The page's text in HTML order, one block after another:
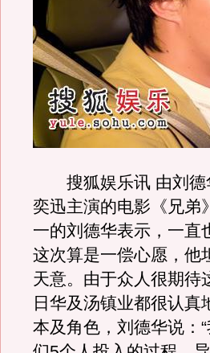
搜狐娱乐讯 由刘德
奕迅主演的电影《兄弟
一的刘德华表示，一直
这次算是一偿心愿，他
天意。由于众人很期待
日华及汤镇业都很认
本及角色，刘德华说：